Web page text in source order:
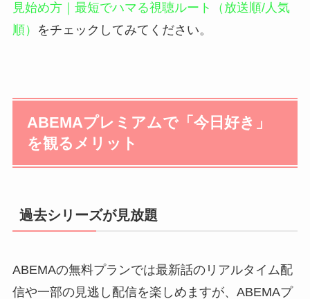
見始め方｜最短でハマる視聴ルート（放送順/人気
順）
をチェックしてみてください。
ABEMAプレミアムで「今日好き」
を観るメリット
過去シリーズが見放題
ABEMAの無料プランでは最新話のリアルタイム配
信や一部の見逃し配信を楽しめますが、ABEMAプ